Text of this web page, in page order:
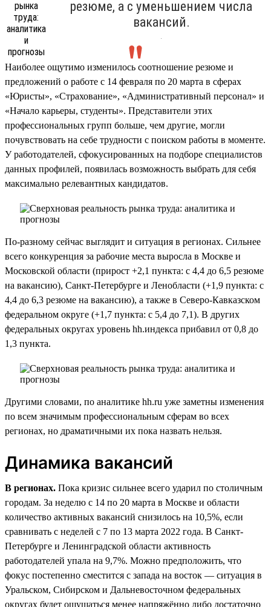
резюме, а с уменьшением числа
вакансий.
.
Наиболее ощутимо изменилось соотношение резюме и
предложений о работе с 14 февраля по 20 марта в сферах
«Юристы», «Страхование», «Административный персонал» и
«Начало карьеры, студенты». Представители этих
профессиональных групп больше, чем другие, могли
почувствовать на себе трудности с поиском работы в моменте.
У работодателей, сфокусированных на подборе специалистов
данных профилей, появилась возможность выбрать для себя
максимально релевантных кандидатов.
По-разному сейчас выглядит и ситуация в регионах. Сильнее
всего конкуренция за рабочие места выросла в Москве и
Московской области (прирост +2,1 пункта: с 4,4 до 6,5 резюме
на вакансию), Санкт-Петербурге и Ленобласти (+1,9 пункта: с
4,4 до 6,3 резюме на вакансию), а также в Северо-Кавказском
федеральном округе (+1,7 пункта: с 5,4 до 7,1). В других
федеральных округах уровень hh.индекса прибавил от 0,8 до
1,3 пункта.
Другими словами, по аналитике hh.ru уже заметны изменения
по всем значимым профессиональным сферам во всех
регионах, но драматичными их пока назвать нельзя.
Динамика вакансий
В регионах. Пока кризис сильнее всего ударил по столичным
городам. За неделю с 14 по 20 марта в Москве и области
количество активных вакансий снизилось на 10,5%, если
сравнивать с неделей с 7 по 13 марта 2022 года. В Санкт-
Петербурге и Ленинградской области активность
работодателей упала на 9,7%. Можно предположить, что
фокус постепенно сместится с запада на восток — ситуация в
Уральском, Сибирском и Дальневосточном федеральных
округах будет ощущаться менее напряжённо либо достаточно